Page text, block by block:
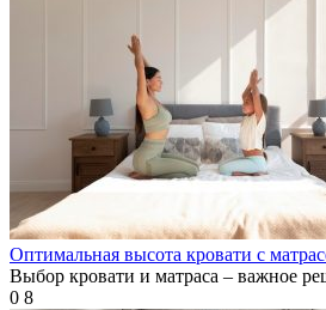
Оптимальная высота кровати с
Выбор кровати и матраса – важное
0 8